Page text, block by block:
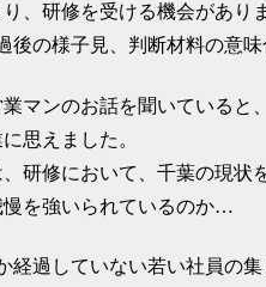
、研修を受ける機会があり
の様子見、判断材料の意味
マンのお話を聞いていると
思えました。
研修において、千葉の現状
慢を強いられているのか…
過していない若い社員の集